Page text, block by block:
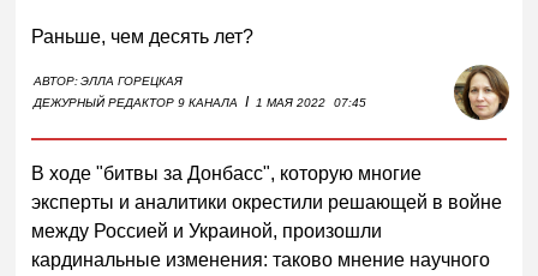
Раньше, чем десять лет?
АВТОР:ЭЛЛА ГОРЕЦКАЯ
ДЕЖУРНЫЙ РЕДАКТОР 9 КАНАЛА
I 1 МАЯ 2022 07:45
В ходе "битвы за Донбасс", которую многие
эксперты и аналитики окрестили решающей в войне
между Россией и Украиной, произошли
кардинальные изменения: таково мнение научного